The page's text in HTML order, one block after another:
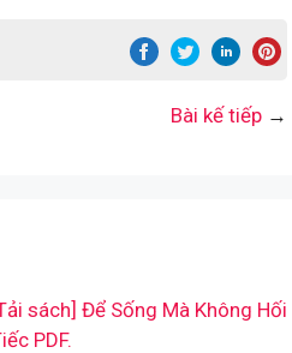
Bài kế tiếp →
sách] Để Sống Mà Không Hối
PDF.